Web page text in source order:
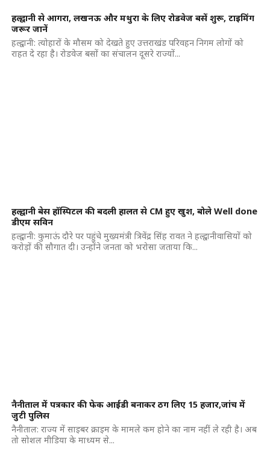
हल्द्वानी से आगरा, लखनऊ और मथुरा के लिए रोडवेज बसें शुरू, टाइमिंग
जरूर जानें
हल्द्वानी: त्योहारों के मौसम को देखते हुए उत्तराखंड परिवहन निगम लोगों को
राहत दे रहा है। रोडवेज बसों का संचालन दूसरे राज्यों...
हल्द्वानी बेस हॉस्पिटल की बदली हालत से CM हुए खुश, बोले Well done
डीएम सविन
हल्द्वानी: कुमाऊं दौरे पर पहुंचे मुख्यमंत्री त्रिवेंद्र सिंह रावत ने हल्द्वानीवासियों को
करोड़ों की सौगात दी। उन्होंने जनता को भरोसा जताया कि...
नैनीताल में पत्रकार की फेक आईडी बनाकर ठग लिए 15 हजार,जांच में
जुटी पुलिस
नैनीताल: राज्य में साइबर क्राइम के मामले कम होने का नाम नहीं ले रही है। अब
तो सोशल मीडिया के माध्यम से...